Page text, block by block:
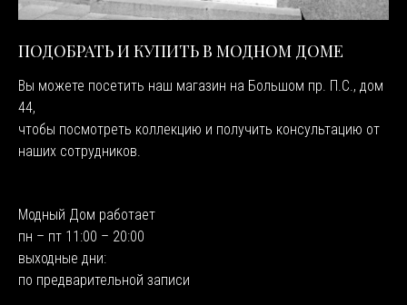
ПОДОБРАТЬ И КУПИТЬ В МОДНОМ ДОМЕ
Вы можете посетить наш магазин на Большом пр. П.С., дом
44,
чтобы посмотреть коллекцию и получить консультацию от
наших сотрудников.
Модный Дом работает
пн – пт 11:00 – 20:00
выходные дни:
по предварительной записи